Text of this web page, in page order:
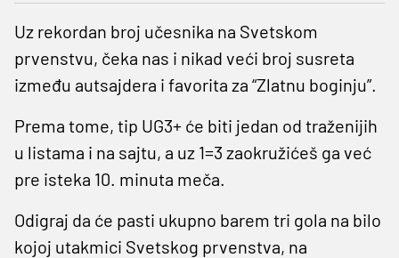
Uz rekordan broj učesnika na Svetskom
prvenstvu, čeka nas i nikad veći broj susreta
između autsajdera i favorita za “Zlatnu boginju”.
Prema tome, tip UG3+ će biti jedan od traženijih
u listama i na sajtu, a uz 1=3 zaokružićeš ga već
pre isteka 10. minuta meča.
Odigraj da će pasti ukupno barem tri gola na bilo
kojoj utakmici Svetskog prvenstva, na